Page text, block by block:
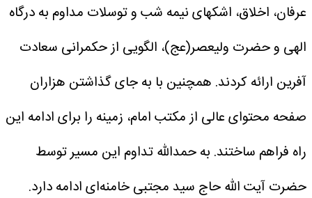
عرفان، اخلاق، اشکهای نیمه شب و توسلات مداوم به درگاه
الهی و حضرت ولیعصر(عج)، الگویی از حکمرانی سعادت
آفرین ارائه کردند. همچنین با به جای گذاشتن هزاران
صفحه محتوای عالی از مکتب امام، زمینه را برای ادامه این
راه فراهم ساختند. به حمدالله تداوم این مسیر توسط
حضرت آیت الله حاج سید مجتبی خامنه‌ای ادامه دارد.